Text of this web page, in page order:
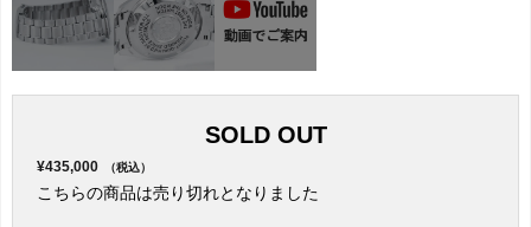
SOLD OUT
¥435,000 （税込）
こちらの商品は売り切れとなりました